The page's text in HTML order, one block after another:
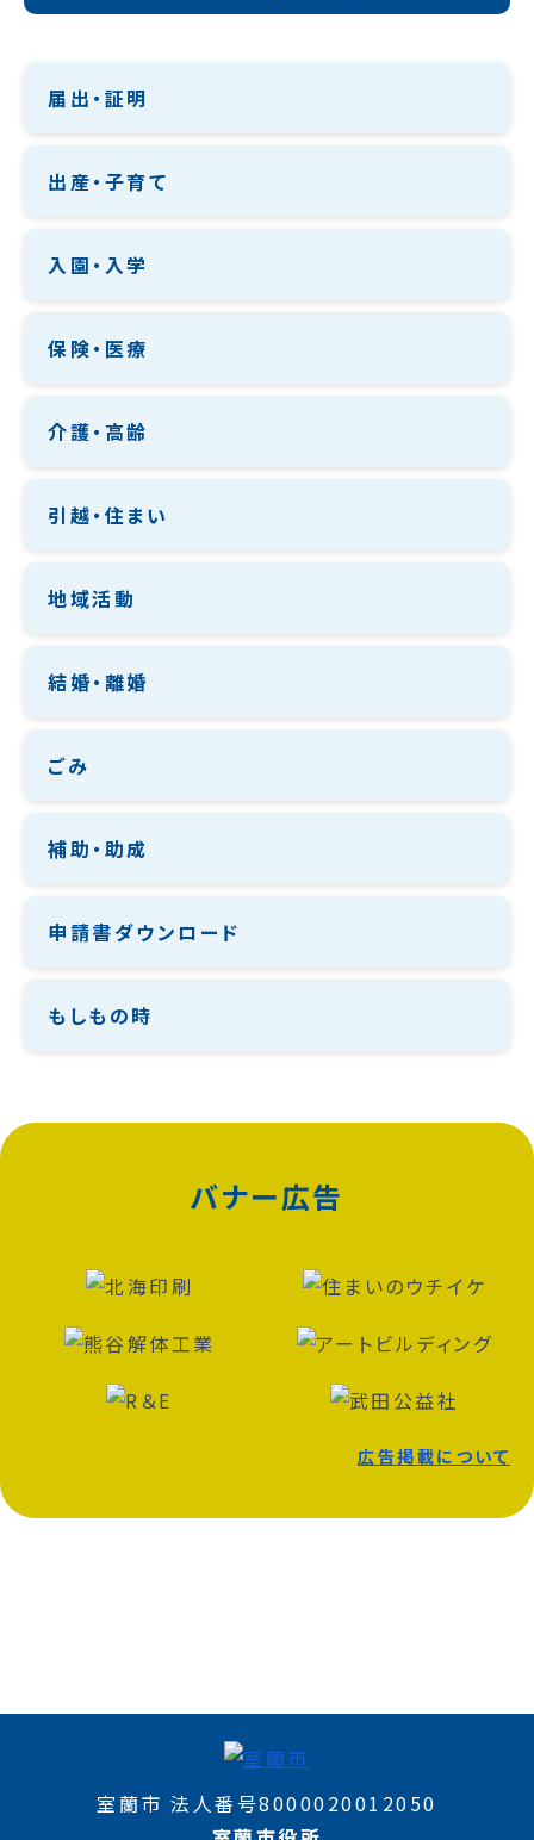
届出・証明
出産・子育て
入園・入学
保険・医療
介護・高齢
引越・住まい
地域活動
結婚・離婚
ごみ
補助・助成
申請書ダウンロード
もしもの時
バナー広告
広告掲載について
室蘭市 法人番号8000020012050